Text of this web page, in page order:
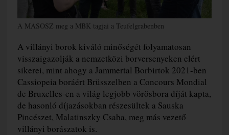
A MASOSZ meg a MBK tagjai a Teufelgrabenben
A villányi borok kiváló minőségét folyamatosan
visszaigazolják a nemzetközi borversenyeken elért
sikerei, mint ahogy a Jammertal Borbirtok 2021-ben
Cassiopeia boráért Brüsszelben a Concours Mondial
de Bruxelles-en a világ legjobb vörösbora díját kapta,
de hasonló díjazásokban részesültek a Sauska
Pincészet, Malatinszky Csaba, meg más vezető
villányi borászatok is.